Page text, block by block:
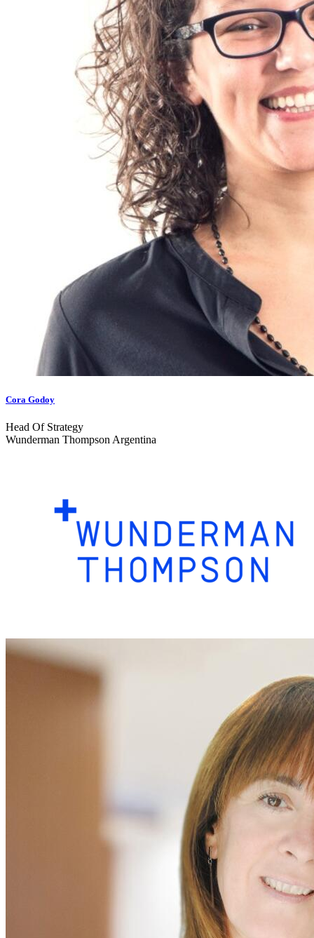
Cora Godoy
Head Of Strategy
Wunderman Thompson Argentina